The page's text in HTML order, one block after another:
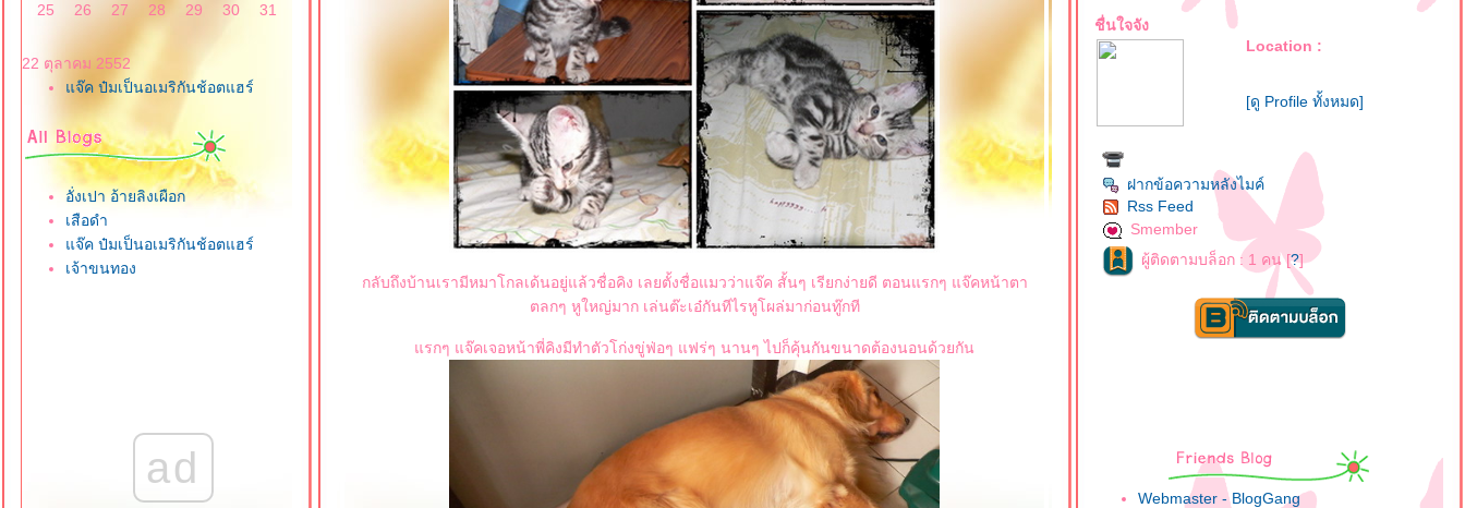
25
26 27 28 29 30 31
22 ตุลาคม 2552
จ๊ค ป๋มเป็นอเมริกันช้อตแฮร์
อั่งเปา อ้ายลิงเผือก
เสือดำ
จ๊ค ป๋มเป็นอเมริกันช้อตแฮร์
เจ้าขนทอง
ad
กลับถึงบ้านเรามีหมาโกลเด้นอยู่แล้วชื่อคิง เลยตั้งชื่อแมวว่าแจ๊ค สั้นๆ เรียกง่ายดี ตอนแรกๆ แจ๊คหน้าตา
ตลกๆ หูใหญ่มาก เล่นต๊ะเอ๋กันทีไรหูโผล่มาก่อนทู๊กที
รกๆ แจ๊คเจอหน้าพี่คิงมีทำตัวโก่งขู่ฟ่อๆ แฟร่ๆ นานๆ ไปก็คุ้นกันขนาดต้องนอนด้วยกัน
ชื่นใจจัง
Location :
[ดู Profile ทั้งหมด]
ฝากข้อความหลังไมค์
Rss Feed
Smember
ผู้ติดตามบล็อก : 1 คน [?]
Webmaster - BlogGang